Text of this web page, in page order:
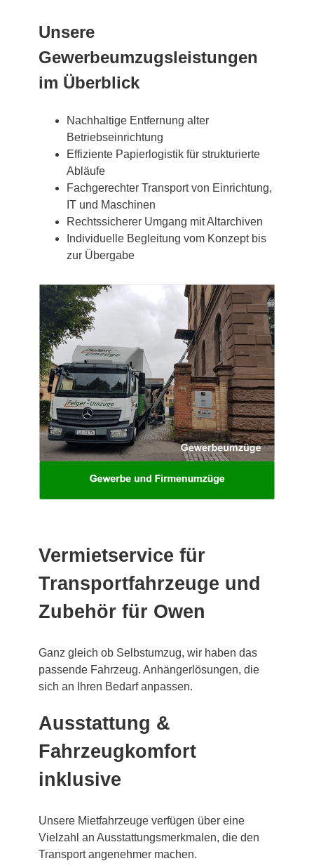
Unsere
Gewerbeumzugsleistungen
im Überblick
Nachhaltige Entfernung alter
Betriebseinrichtung
Effiziente Papierlogistik für strukturierte
Abläufe
Fachgerechter Transport von Einrichtung,
IT und Maschinen
Rechtssicherer Umgang mit Altarchiven
Individuelle Begleitung vom Konzept bis
zur Übergabe
Vermietservice für
Transportfahrzeuge und
Zubehör für Owen
Ganz gleich ob Selbstumzug, wir haben das
passende Fahrzeug. Anhängerlösungen, die
sich an Ihren Bedarf anpassen.
Ausstattung &
Fahrzeugkomfort
inklusive
Unsere Mietfahrzeuge verfügen über eine
Vielzahl an Ausstattungsmerkmalen, die den
Transport angenehmer machen.